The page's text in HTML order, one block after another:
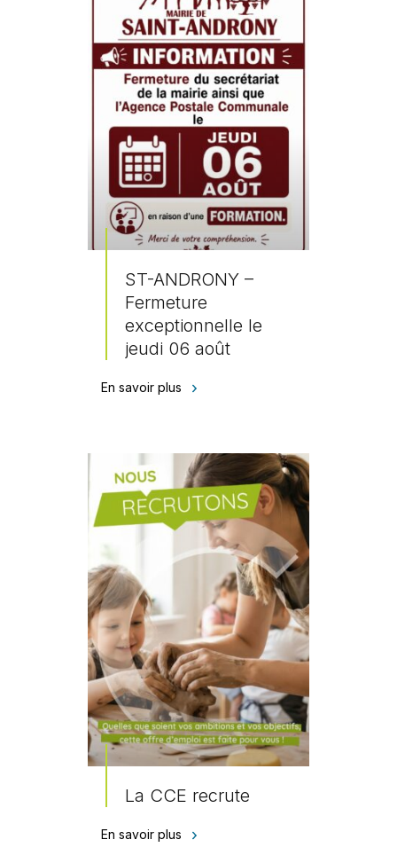
ST-ANDRONY –
Fermeture
exceptionnelle le
jeudi 06 août
En savoir plus
La CCE recrute
En savoir plus